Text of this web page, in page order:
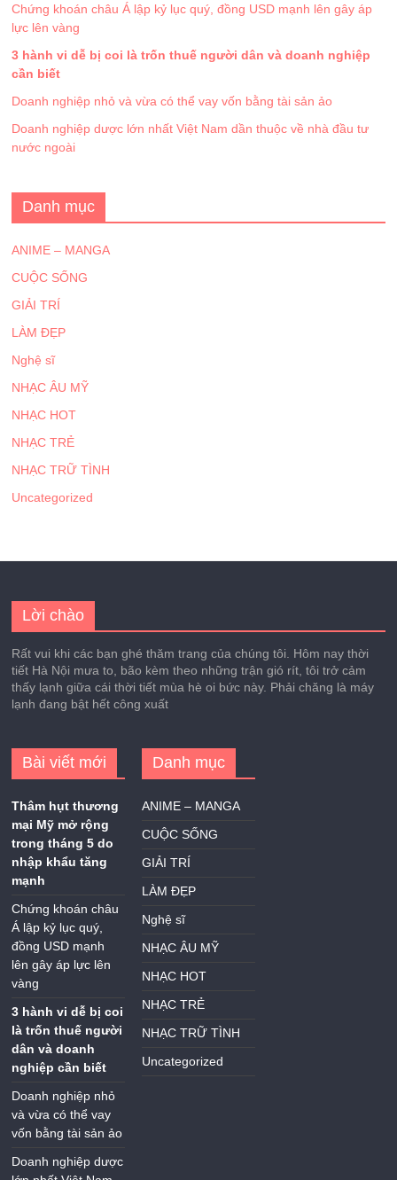
Chứng khoán châu Á lập kỷ lục quý, đồng USD mạnh lên gây áp
lực lên vàng
3 hành vi dễ bị coi là trốn thuế người dân và doanh nghiệp
cần biết
Doanh nghiệp nhỏ và vừa có thể vay vốn bằng tài sản ảo
Doanh nghiệp dược lớn nhất Việt Nam dần thuộc về nhà đầu tư
nước ngoài
Danh mục
ANIME – MANGA
CUỘC SỐNG
GIẢI TRÍ
LÀM ĐẸP
Nghệ sĩ
NHẠC ÂU MỸ
NHẠC HOT
NHẠC TRẺ
NHẠC TRỮ TÌNH
Uncategorized
Lời chào
Rất vui khi các bạn ghé thăm trang của chúng tôi. Hôm nay thời
tiết Hà Nội mưa to, bão kèm theo những trận gió rít, tôi trở cảm
thấy lạnh giữa cái thời tiết mùa hè oi bức này. Phải chăng là máy
lạnh đang bật hết công xuất
Bài viết mới
Thâm hụt thương
mại Mỹ mở rộng
trong tháng 5 do
nhập khẩu tăng
mạnh
Chứng khoán châu
Á lập kỷ lục quý,
đồng USD mạnh
lên gây áp lực lên
vàng
3 hành vi dễ bị coi
là trốn thuế người
dân và doanh
nghiệp cần biết
Doanh nghiệp nhỏ
và vừa có thể vay
vốn bằng tài sản ảo
Doanh nghiệp dược
Danh mục
ANIME – MANGA
CUỘC SỐNG
GIẢI TRÍ
LÀM ĐẸP
Nghệ sĩ
NHẠC ÂU MỸ
NHẠC HOT
NHẠC TRẺ
NHẠC TRỮ TÌNH
Uncategorized